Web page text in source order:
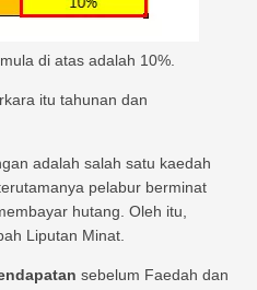
di atas adalah 10%.
itu tahunan dan
adalah salah satu kaedah
pelabur berminat
hutang. Oleh itu,
Liputan Minat.
sebelum Faedah dan